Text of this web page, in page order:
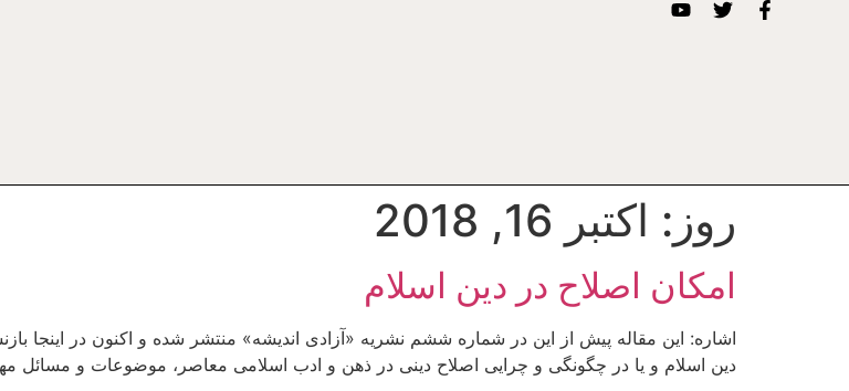
روز: اکتبر 16, 2018
امکان اصلاح در دین اسلام
دین اسلام و یا در چگونگی و چرایی اصلاح دینی در ذهن و ادب اسلامی معاصر، موضوعات و مسائل